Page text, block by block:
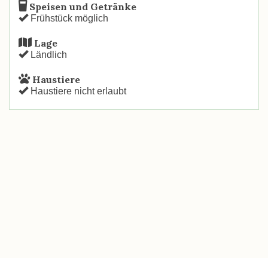
Speisen und Getränke
Frühstück möglich
Lage
Ländlich
Haustiere
Haustiere nicht erlaubt